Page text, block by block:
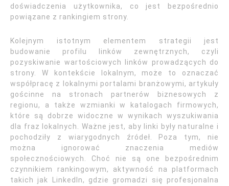
doświadczenia użytkownika, co jest bezpośrednio
powiązane z rankingiem strony.
Kolejnym istotnym elementem strategii jest
budowanie profilu linków zewnętrznych, czyli
pozyskiwanie wartościowych linków prowadzących do
strony. W kontekście lokalnym, może to oznaczać
współpracę z lokalnymi portalami branżowymi, artykuły
gościnne na stronach partnerów biznesowych z
regionu, a także wzmianki w katalogach firmowych,
które są dobrze widoczne w wynikach wyszukiwania
dla fraz lokalnych. Ważne jest, aby linki były naturalne i
pochodziły z wiarygodnych źródeł. Poza tym, nie
można ignorować znaczenia mediów
społecznościowych. Choć nie są one bezpośrednim
czynnikiem rankingowym, aktywność na platformach
takich jak LinkedIn, gdzie gromadzi się profesjonalna